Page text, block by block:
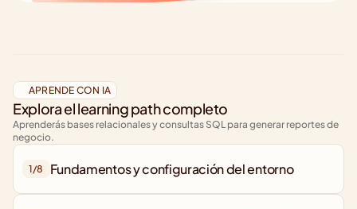
APRENDE CON IA
Explora el learning path completo
Aprenderás bases relacionales y consultas SQL para generar reportes de
negocio.
1/8 Fundamentos y configuración del entorno